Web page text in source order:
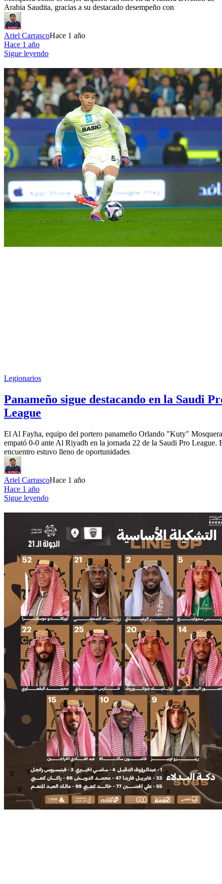
Arabia Saudita, gracias a su destacado desempeño con
Ariel CarrascoHace 1 año
Hace 1 año
Sigue leyendo
Legionarios
Panameño sigue destacando en la Saudi
League
El Al Fayha, equipo del portero panameño Orlando "Kuty"
empató 0-0 ante Al Riyadh en la jornada 22 de la Saudi Pro League.
encuentro estuvo lleno de oportunidades
Ariel CarrascoHace 1 año
Hace 1 año
Sigue leyendo